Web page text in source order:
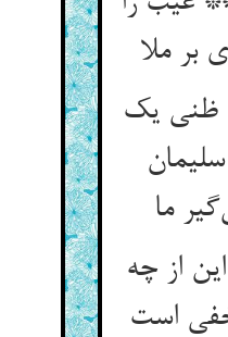
بر ملا
ظنی یک
ما
از چه
است